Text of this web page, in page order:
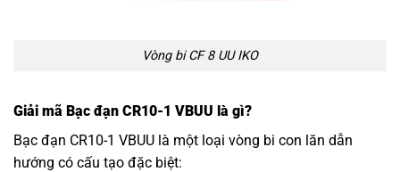
Vòng bi CF 8 UU IKO
Giải mã Bạc đạn CR10-1 VBUU là gì?
Bạc đạn CR10-1 VBUU là một loại vòng bi con lăn dẫn
hướng có cấu tạo đặc biệt: